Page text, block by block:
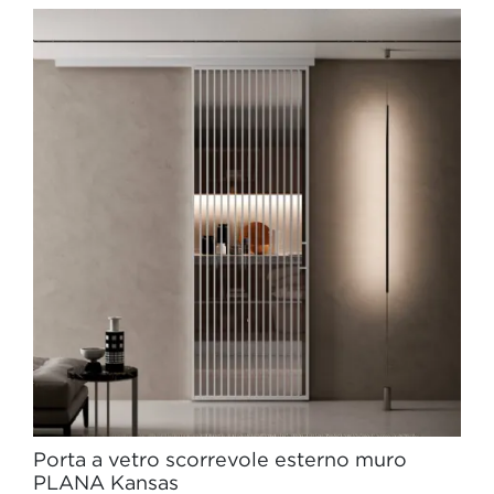
Porta a vetro scorrevole esterno muro
PLANA Kansas